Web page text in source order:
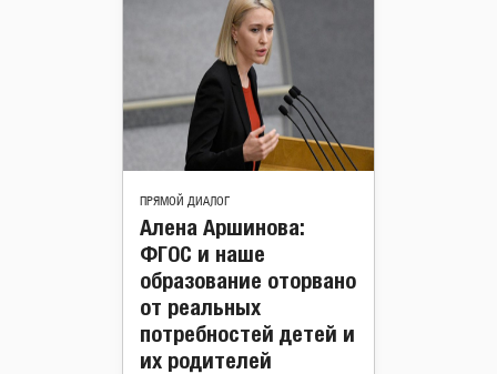
ПРЯМОЙ ДИАЛОГ
Алена Аршинова:
ФГОС и наше
образование оторвано
от реальных
потребностей детей и
их родителей